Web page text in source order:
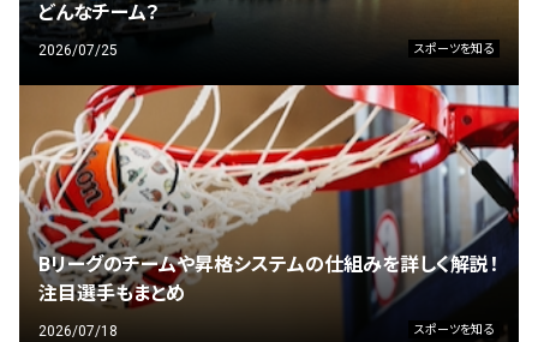
どんなチーム？
2026/07/25 スポーツを知る
Bリーグのチームや昇格システムの仕組みを詳しく解説！
注目選手もまとめ
2026/07/18 スポーツを知る